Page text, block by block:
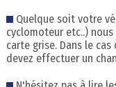
Quelque soit votre
cyclomoteur etc..)
carte grise. Dans le
devez effectuer un